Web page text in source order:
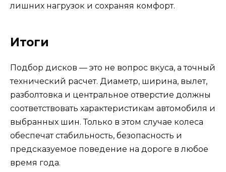
лишних нагрузок и сохраняя комфорт.
Итоги
Подбор дисков — это не вопрос вкуса, а точный
технический расчет. Диаметр, ширина, вылет,
разболтовка и центральное отверстие должны
соответствовать характеристикам автомобиля и
выбранных шин. Только в этом случае колеса
обеспечат стабильность, безопасность и
предсказуемое поведение на дороге в любое
время года.